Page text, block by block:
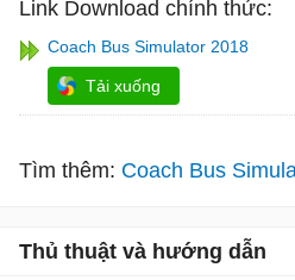
Link Download chính thức:
Coach Bus Simulator 2018
Tải xuống
Tìm thêm: Coach Bus
Thủ thuật và hướng dẫn